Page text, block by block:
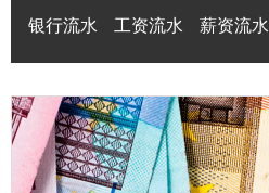
银行流水 工资流水 薪资流水